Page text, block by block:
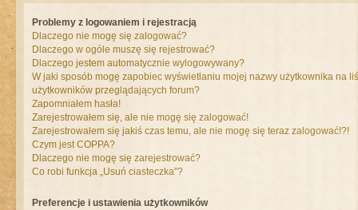
Problemy z logowaniem i rejestracją
Dlaczego nie mogę się zalogować?
Dlaczego w ogóle muszę się rejestrować?
Dlaczego jestem automatycznie wylogowywany?
W jaki sposób mogę zapobiec wyświetlaniu mojej nazwy użytkownika na
użytkowników przeglądających forum?
Zapomniałem hasła!
Zarejestrowałem się, ale nie mogę się zalogować!
Zarejestrowałem się jakiś czas temu, ale nie mogę się teraz zalogować!?!
Czym jest COPPA?
Dlaczego nie mogę się zarejestrować?
Co robi funkcja „Usuń ciasteczka”?
Preferencje i ustawienia użytkowników